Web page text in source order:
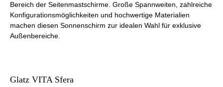
Bereich der Seitenmastschirme. Große Spannweiten, zahlreiche
Konfigurationsmöglichkeiten und hochwertige Materialien
machen diesen Sonnenschirm zur idealen Wahl für exklusive
Außenbereiche.
Glatz VITA Sfera